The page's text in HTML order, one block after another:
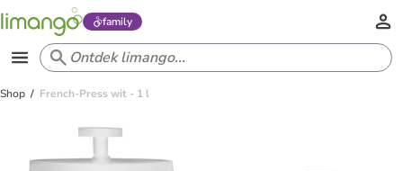
family
Shop French-Press wit - 1 l